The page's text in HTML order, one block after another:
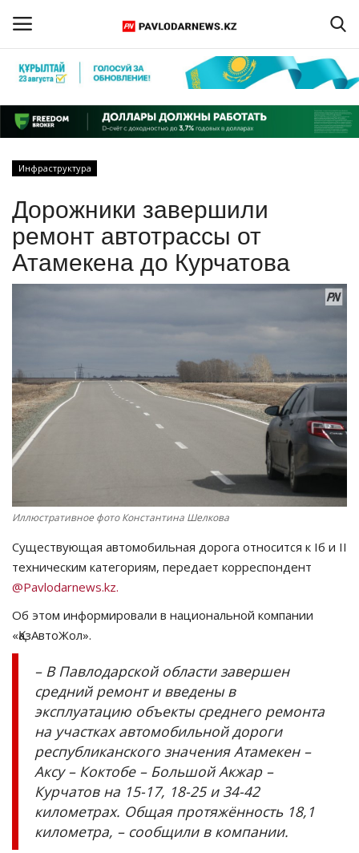
Регистрация
Главная
ПАВЛОДАРСКАЯ ОБЛАСТЬ
КАЗАХСТАН
СПОРТ
Чек-лист
РАЗВЛЕЧЕНИЯ
OFFICIAL
Курултай
Язык
Қазақша Русский
Инфраструктура
Дорожники завершили
ремонт автотрассы от
Атамекена до Курчатова
Иллюстративное фото Константина Шелкова
Существующая автомобильная дорога относится к Iб и II
техническим категориям, передает корреспондент
@Pavlodarnews.kz.
Об этом информировали в национальной компании
«ҚазАвтоЖол».
– В Павлодарской области завершен
средний ремонт и введены в
эксплуатацию объекты среднего ремонта
на участках автомобильной дороги
республиканского значения Атамекен –
Аксу – Коктобе – Большой Акжар –
Курчатов на 15-17, 18-25 и 34-42
километрах. Общая протяжённость 18,1
километра, – сообщили в компании.